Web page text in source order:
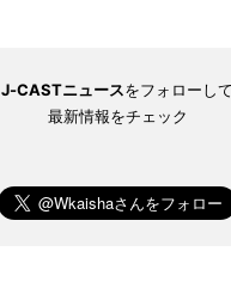
J-CASTニュースをフォローして
最新情報をチェック